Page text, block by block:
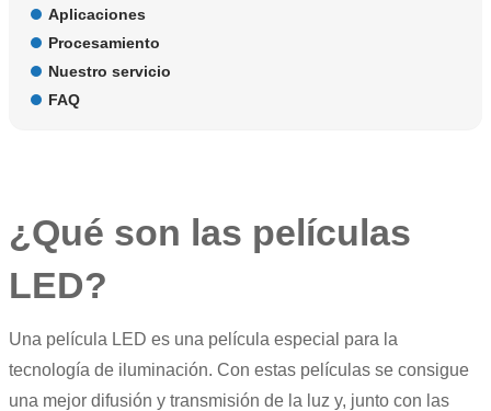
Aplicaciones
Procesamiento
Nuestro servicio
FAQ
¿Qué son las películas
LED?
Una película LED es una película especial para la
tecnología de iluminación. Con estas películas se consigue
una mejor difusión y transmisión de la luz y, junto con las